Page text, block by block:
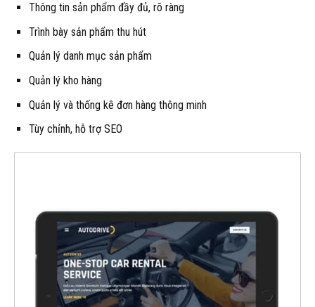
Thông tin sản phẩm đầy đủ, rõ ràng
Trình bày sản phẩm thu hút
Quản lý danh mục sản phẩm
Quản lý kho hàng
Quản lý và thống kê đơn hàng thông minh
Tùy chỉnh, hỗ trợ SEO